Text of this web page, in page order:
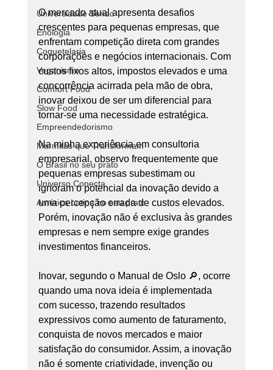
Universidade Senac
Enologia
Coquetelaria
Veganismo
Comfort Food
Slow Food
Empreendedorismo
Marmitas que Transformam
O Brasil no seu prato
Universo Conecta
América Latina no seu prato
O mercado atual apresenta desafios
crescentes para pequenas empresas, que
enfrentam competição direta com grandes
corporações e negócios internacionais. Com
custos fixos altos, impostos elevados e uma
concorrência acirrada pela mão de obra,
inovar deixou de ser um diferencial para
tornar-se uma necessidade estratégica.
Na minha experiência em consultoria
empresarial, observo frequentemente que
pequenas empresas subestimam ou
ignoram o potencial da inovação devido a
uma percepção errada de custos elevados.
Porém, inovação não é exclusiva às grandes
empresas e nem sempre exige grandes
investimentos financeiros.
Inovar, segundo o Manual de Oslo 🔎, ocorre
quando uma nova ideia é implementada
com sucesso, trazendo resultados
expressivos como aumento de faturamento,
conquista de novos mercados e maior
satisfação do consumidor. Assim, a inovação
não é somente criatividade, invenção ou